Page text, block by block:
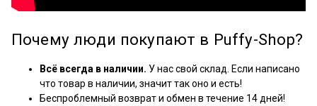
Почему люди покупают в Puffy-Shop?
Всё всегда в наличии. У нас свой склад. Если написано
что товар в наличии, значит так оно и есть!
Беспроблемный возврат и обмен в течение 14 дней!